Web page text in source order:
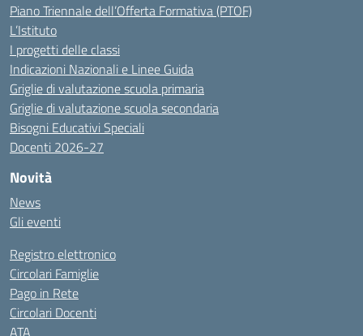
Piano Triennale dell’Offerta Formativa (PTOF)
L’Istituto
I progetti delle classi
Indicazioni Nazionali e Linee Guida
Griglie di valutazione scuola primaria
Griglie di valutazione scuola secondaria
Bisogni Educativi Speciali
Docenti 2026-27
Novità
News
Gli eventi
Registro elettronico
Circolari Famiglie
Pago in Rete
Circolari Docenti
ATA